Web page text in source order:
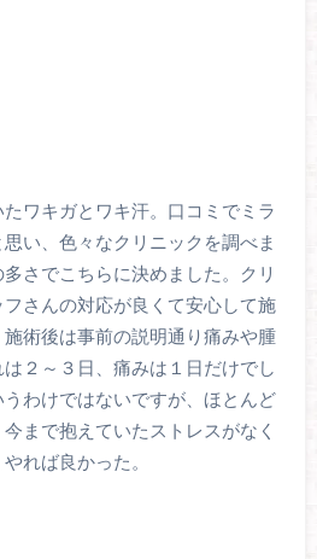
ワキガとワキ汗。口コミでミラ
い、色々なクリニックを調べま
さでこちらに決めました。クリ
さんの対応が良くて安心して施
術後は事前の説明通り痛みや腫
２～３日、痛みは１日だけでし
わけではないですが、ほとんど
まで抱えていたストレスがなく
れば良かった。